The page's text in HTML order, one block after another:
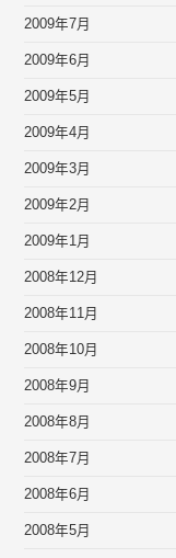
2009年7月
2009年6月
2009年5月
2009年4月
2009年3月
2009年2月
2009年1月
2008年12月
2008年11月
2008年10月
2008年9月
2008年8月
2008年7月
2008年6月
2008年5月